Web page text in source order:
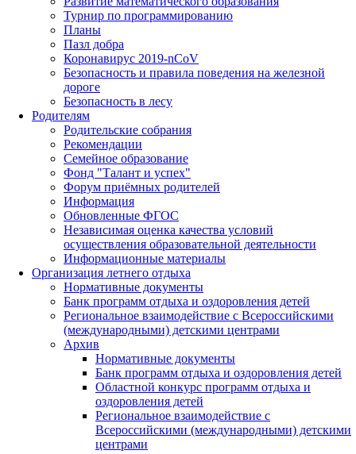
Турнир по программированию
Планы
Пазл добра
Коронавирус 2019-nCoV
Безопасность и правила поведения на железной
дороге
Безопасность в лесу
Родителям
Родительские собрания
Рекомендации
Семейное образование
Фонд "Талант и успех"
Форум приёмных родителей
Информация
Обновленные ФГОС
Независимая оценка качества условий
осуществления образовательной деятельности
Информационные материалы
Организация летнего отдыха
Нормативные документы
Банк программ отдыха и оздоровления детей
Региональное взаимодействие с Всероссийскими
(международными) детскими центрами
Архив
Нормативные документы
Банк программ отдыха и оздоровления детей
Областной конкурс программ отдыха и
оздоровления детей
Региональное взаимодействие с
Всероссийскими (международными) детскими
центрами